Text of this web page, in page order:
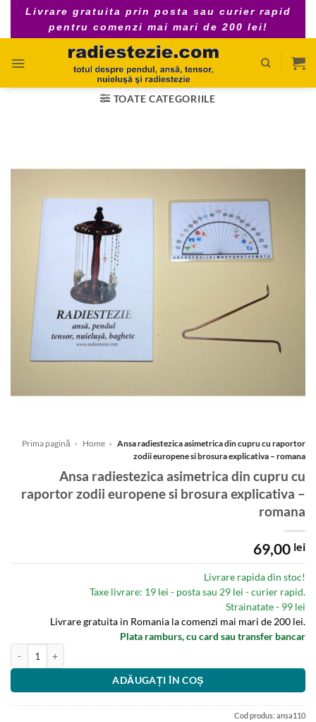
content
Livrare gratuita prin posta sau curier rapid
pentru comenzi mai mari de 200 lei!
TOATE CATEGORIILE
Prima pagină » Home » Ansa radiestezica asimetrica din cupru cu raportor
zodii europene si brosura explicativa – romana
Ansa radiestezica asimetrica din cupru cu
raportor zodii europene si brosura explicativa –
romana
69,00 lei
Livrare rapida din stoc!
Taxe livrare: 19 lei - posta sau 29 lei - curier rapid.
Strainatate - 99 lei
Livrare gratuita in Romania la comenzi mai mari de 200 lei.
Plata ramburs, cu card sau transfer bancar
ADĂUGAȚI ÎN COȘ
Cod produs: ansa110